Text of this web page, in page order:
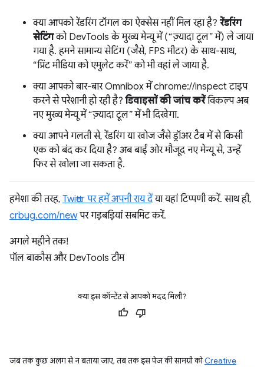
क्या आपको रेंडरिंग टॉगल का ऐक्सेस नहीं मिल रहा है? रेंडरिंग
सेटिंगको DevTools के मुख्य मेन्यू में (“ज़्यादा टूल” में) ले जाया
गया है. हमने सामान्य सेटिंग (जैसे, FPS मीटर) के साथ-साथ,
“प्रिंट मीडिया को एमुलेट करें” को भी वहां ले जाया है.
क्या आपको बार-बार Omnibox में chrome://inspect टाइप
करने से परेशानी हो रही है?डिवाइसों की जांच करेंविकल्प अब
नए मुख्य मेन्यू में “ज़्यादा टूल” में भी दिखेगा.
क्या आपने गलती से, रेंडरिंग या खोज जैसे ड्रॉअर टैब में से किसी
एक को बंद कर दिया है? अब बाईं ओर मौजूद नए मेन्यू से, उन्हें
फिर से खोला जा सकता है.
हमेशा की तरह, Twitter पर हमें अपनी राय देंया यहां टिप्पणी करें. साथ ही,
crbug.com/newपर गड़बड़ियां सबमिट करें.
अगले महीने तक!
पॉल बाकौस और DevTools टीम
क्या इस कॉन्टेंट से आपको मदद मिली?
जब तक कुछ अलग से न बताया जाए, तब तक इस पेज की सामग्री कोCreative